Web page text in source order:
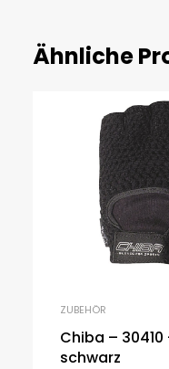
Ähnliche
ZUBEHÖR
Chiba –
schwarz